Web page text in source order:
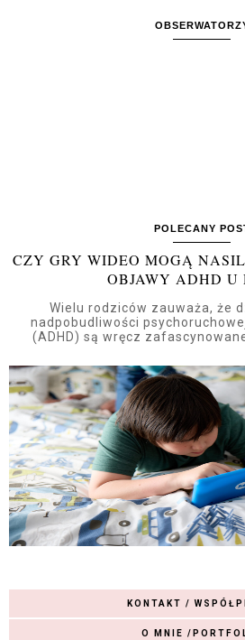
POLECANY
CZY GRY WIDEO MOGĄ
OBJAWY ADHD U
Wielu rodziców zauważa, że
nadpobudliwości
(ADHD) są wręcz
KONTAKT /
O MNIE /